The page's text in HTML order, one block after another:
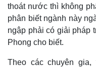
thoát nước thì không
phân biết ngành này
ngập phải có giải pháp
Phong cho biết.
Theo các chuyên